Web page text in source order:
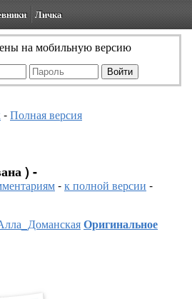
Личка
на мобильную версию
-Полная версия
) -
-к полной версии -
Оригинальное